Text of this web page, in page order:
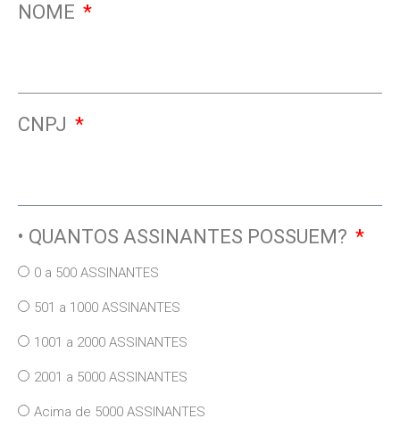
NOME
CNPJ
• QUANTOS ASSINANTES POSSUEM?
0 a 500 ASSINANTES
501 a 1000 ASSINANTES
1001 a 2000 ASSINANTES
2001 a 5000 ASSINANTES
Acima de 5000 ASSINANTES